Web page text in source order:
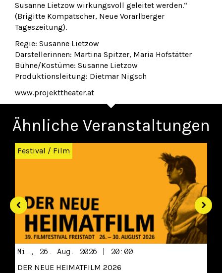
Susanne Lietzow wirkungsvoll geleitet werden.“
(Brigitte Kompatscher, Neue Vorarlberger
Tageszeitung).
Regie: Susanne Lietzow
Darstellerinnen: Martina Spitzer, Maria Hofstätter
Bühne/Kostüme: Susanne Lietzow
Produktionsleitung: Dietmar Nigsch
www.projekttheater.at
Ähnliche Veranstaltungen
Zurück
Festival / Film
Mi., 26. Aug. 2026 | 20:00
DER NEUE HEIMATFILM 2026